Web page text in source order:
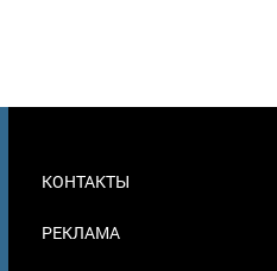
В
КОНТАКТЫ
РЕКЛАМА